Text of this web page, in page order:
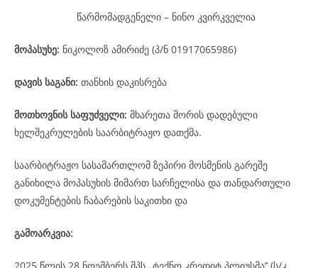
წარმომადგენელი – ნინო კვირკველია
მოპასუხე: ნიკოლოზ ამირიძე (პ/ნ 01917065986)
დავის საგანი: თანხის დაკისრება
მოთხოვნის საფუძველი: მხარეთა შორის დადებული
ხელშეკრულების საარბიტრაჟო დათქმა.
საარბიტრაჟო სასამართლომ ზეპირი მოსმენის გარეშე
განიხილა მოპასუხის მიმართ სარჩელისა და თანდართული
დოკუმენტების ჩაბარების საკითხი და
გამოარკვია: